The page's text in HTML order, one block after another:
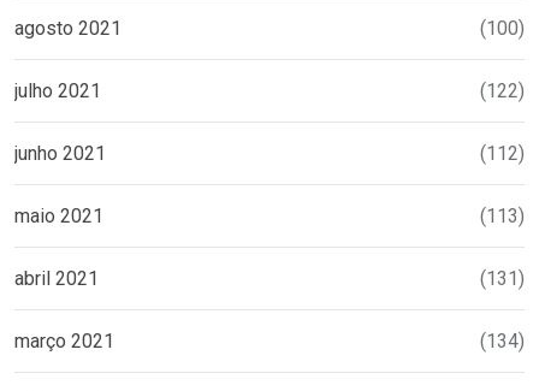
agosto 2021 (100)
julho 2021 (122)
junho 2021 (112)
maio 2021 (113)
abril 2021 (131)
março 2021 (134)